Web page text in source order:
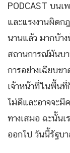
PODCAST บน
และแรงงานผิดก
นานแล้ว มากบ้า
สถานการณ์มันบา
การอย่างเฉียบข
เจ้าหน้าที่ในพื้นที่
ไม่ดีและอาจจะ
ทางเสมอ ฉะนั้น
ออกไป วันนี้รัฐบ